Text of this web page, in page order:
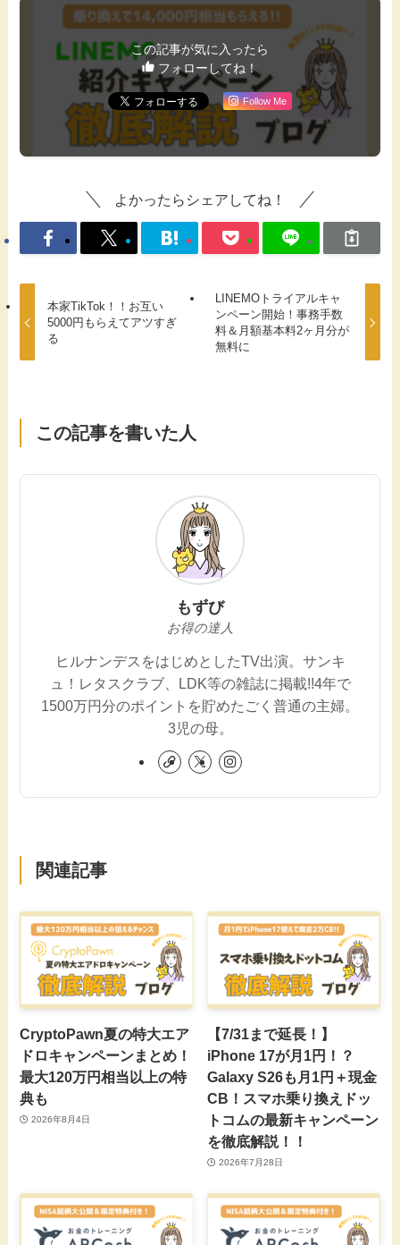
この記事が気に入ったら
フォローしてね！
Follow Me
よかったらシェアしてね！
本家TikTok！！お互い
5000円もらえてアツすぎ
る
LINEMOトライアルキャ
ンペーン開始！事務手数
料＆月額基本料2ヶ月分が
無料に
この記事を書いた人
もずび
お得の達人
ヒルナンデスをはじめとしたTV出演。サンキ
ュ！レタスクラブ、LDK等の雑誌に掲載!!4年で
1500万円分のポイントを貯めたごく普通の主婦。
3児の母。
関連記事
CryptoPawn夏の特大エア
ドロキャンペーンまとめ！
最大120万円相当以上の特
典も
2026年8月4日
【7/31まで延長！】
iPhone 17が月1円！？
Galaxy S26も月1円＋現金
CB！スマホ乗り換えドッ
トコムの最新キャンペーン
を徹底解説！！
2026年7月28日